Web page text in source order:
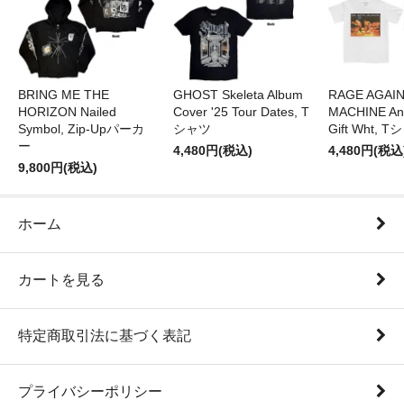
BRING ME THE
HORIZON Nailed
Symbol, Zip-Upパーカ
ー
9,800円(税込)
GHOST Skeleta Album
Cover '25 Tour Dates, T
シャツ
4,480円(税込)
RAGE
MACHINE
Gift Wht, T
4,480円(税
ホーム
カートを見る
特定商取引法に基づく表記
プライバシーポリシー